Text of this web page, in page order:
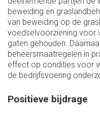
beweiding en
van beweiding op de
voedselvoorziening voor
gaten gehouden.
beheersmaatregelen in
effect op condities voor
de bedrijfsvoering
Positieve bijdrage